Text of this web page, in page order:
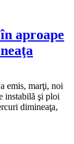
aproape
emis, marţi, noi
instabilă şi ploi
dimineaţa,